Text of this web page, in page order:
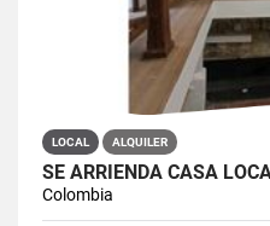
LOCAL ALQUILER
Colombia